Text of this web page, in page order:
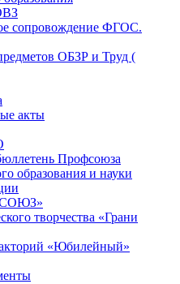
сопровождение ФГОС.
ОБЗР и Труд (
акты
Профсоюза
образования и науки
творчества «Грани
«Юбилейный»